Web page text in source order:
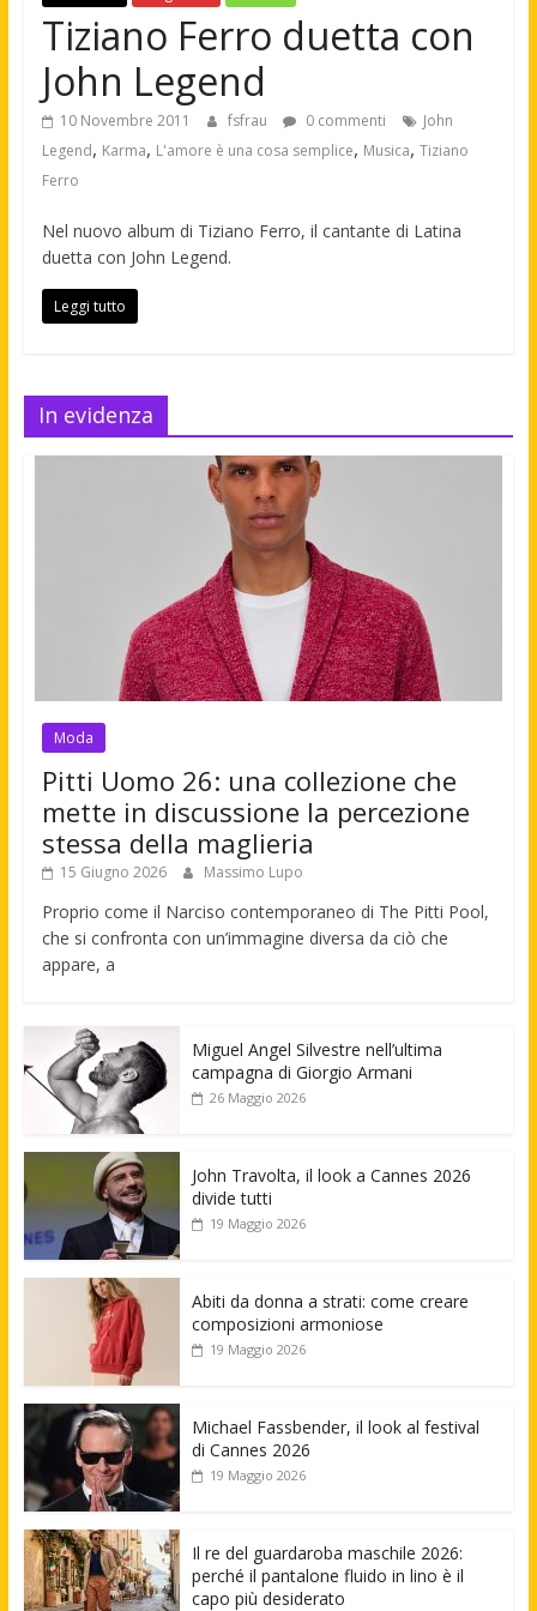
Tiziano Ferro duetta con
John Legend
10 Novembre 2011 fsfrau 0 commenti
John
Legend, Karma, L'amore è una cosa semplice, Musica, Tiziano
Ferro
Nel nuovo album di Tiziano Ferro, il cantante di Latina
duetta con John Legend.
Leggi tutto
In evidenza
Moda
Pitti Uomo 26: una collezione che
mette in discussione la percezione
stessa della maglieria
15 Giugno 2026 Massimo Lupo
Proprio come il Narciso contemporaneo di The Pitti Pool,
che si confronta con un’immagine diversa da ciò che
appare, a
Miguel Angel Silvestre nell’ultima
campagna di Giorgio Armani
26 Maggio 2026
John Travolta, il look a Cannes 2026
divide tutti
19 Maggio 2026
Abiti da donna a strati: come creare
composizioni armoniose
19 Maggio 2026
Michael Fassbender, il look al festival
di Cannes 2026
19 Maggio 2026
Il re del guardaroba maschile 2026:
perché il pantalone fluido in lino è il
capo più desiderato